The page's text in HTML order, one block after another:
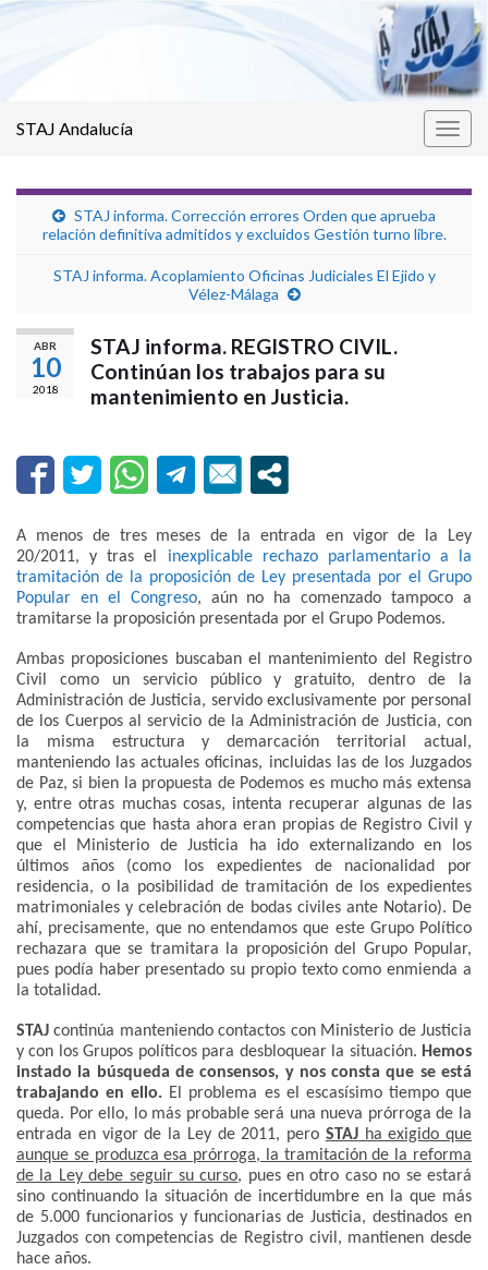
STAJ Andalucía
STAJ informa. Corrección errores Orden que aprueba
relación definitiva admitidos y excluidos Gestión turno libre.
STAJ informa. Acoplamiento Oficinas Judiciales El Ejido y
Vélez-Málaga
ABR
10
2018
STAJ informa. REGISTRO CIVIL.
Continúan los trabajos para su
mantenimiento en Justicia.
A menos de tres meses de la entrada en vigor de la Ley
20/2011, y tras el inexplicable rechazo parlamentario a la
tramitación de la proposición de Ley presentada por el Grupo
Popular en el Congreso, aún no ha comenzado tampoco a
tramitarse la proposición presentada por el Grupo Podemos.
Ambas proposiciones buscaban el mantenimiento del Registro
Civil como un servicio público y gratuito, dentro de la
Administración de Justicia, servido exclusivamente por personal
de los Cuerpos al servicio de la Administración de Justicia, con
la misma estructura y demarcación territorial actual,
manteniendo las actuales oficinas, incluidas las de los Juzgados
de Paz, si bien la propuesta de Podemos es mucho más extensa
y, entre otras muchas cosas, intenta recuperar algunas de las
competencias que hasta ahora eran propias de Registro Civil y
que el Ministerio de Justicia ha ido externalizando en los
últimos años (como los expedientes de nacionalidad por
residencia, o la posibilidad de tramitación de los expedientes
matrimoniales y celebración de bodas civiles ante Notario). De
ahí, precisamente, que no entendamos que este Grupo Político
rechazara que se tramitara la proposición del Grupo Popular,
pues podía haber presentado su propio texto como enmienda a
la totalidad.
STAJ continúa manteniendo contactos con Ministerio de Justicia
y con los Grupos políticos para desbloquear la situación. Hemos
instado la búsqueda de consensos, y nos consta que se está
trabajando en ello. El problema es el escasísimo tiempo que
queda. Por ello, lo más probable será una nueva prórroga de la
entrada en vigor de la Ley de 2011, pero STAJha exigido que
aunque se produzca esa prórroga, la tramitación de la reforma
de la Ley debe seguir su curso, pues en otro caso no se estará
sino continuando la situación de incertidumbre en la que más
de 5.000 funcionarios y funcionarias de Justicia, destinados en
Juzgados con competencias de Registro civil, mantienen desde
hace años.